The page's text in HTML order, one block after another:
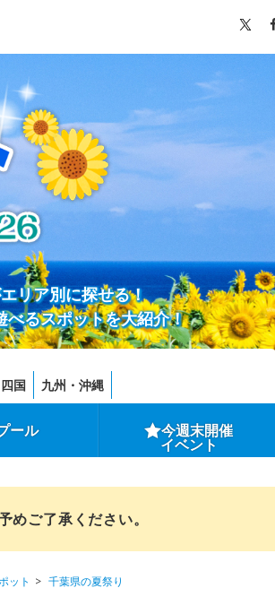
リア別に探せる！
べるスポットを大紹介！
四国 九州・沖縄
ール 今週末開催
イベント
ご了承ください。
ット
千葉県の夏祭り